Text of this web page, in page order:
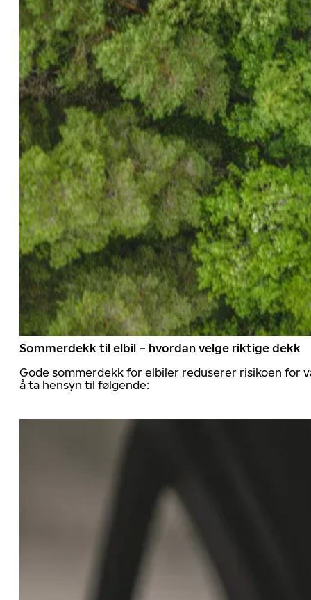
Sommerdekk til elbil – hvordan velge riktige dekk
Gode sommerdekk for elbiler reduserer risikoen for
å ta hensyn til følgende: